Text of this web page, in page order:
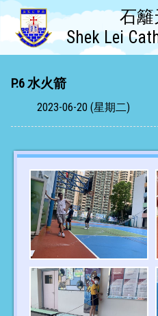
石籬
Shek Lei
P.6 水火箭
2023-06-20 (星期二)